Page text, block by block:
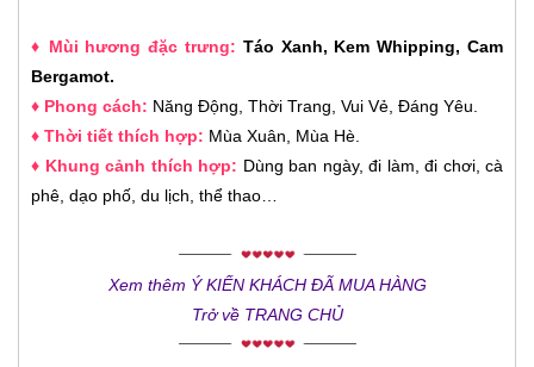
♦ Mùi hương đặc trưng: Táo Xanh, Kem Whipping, Cam
Bergamot.
♦ Phong cách: Năng Động, Thời Trang, Vui Vẻ, Đáng Yêu.
♦ Thời tiết thích hợp: Mùa Xuân, Mùa Hè.
♦ Khung cảnh thích hợp: Dùng ban ngày, đi làm, đi chơi, cà
phê, dạo phố, du lịch, thể thao…
Xem thêm Ý KIẾN KHÁCH ĐÃ MUA HÀNG
Trở về TRANG CHỦ